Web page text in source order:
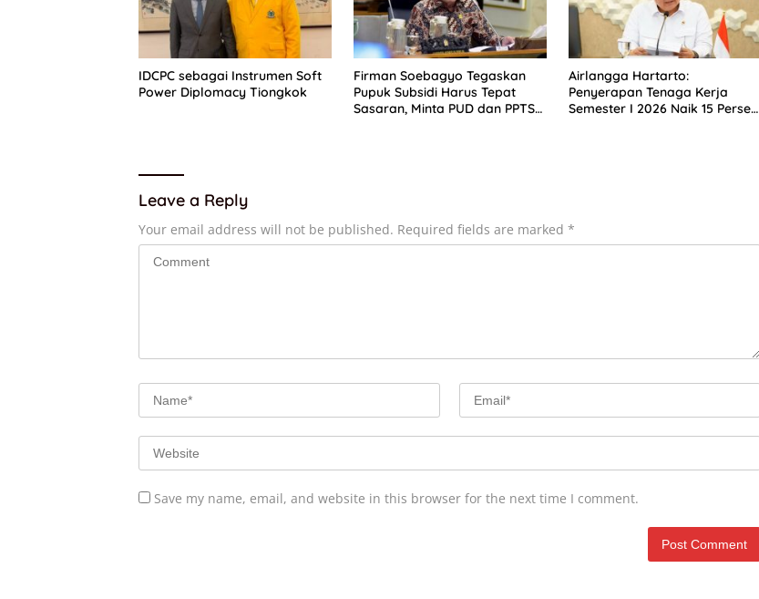
IDCPC sebagai Instrumen Soft
Power Diplomacy Tiongkok
Firman Soebagyo Tegaskan
Pupuk Subsidi Harus Tepat
Sasaran, Minta PUD dan PPTS
Airlangga Hartarto:
Penyerapan Tenaga Kerja
Semester I 2026 Naik 15 Persen
Leave a Reply
Your email address will not be published. Required fields are marked *
Save my name, email, and website in this browser for the next time I comment.